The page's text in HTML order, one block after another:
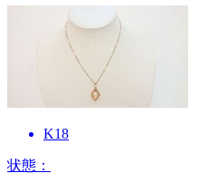
K18
状態：